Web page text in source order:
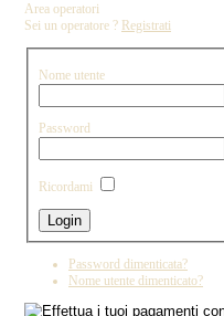
Area operatori
Sei un operatore ? Registrati
Nome utente
Password
Ricordami
Password dimenticata?
Nome utente dimenticato?